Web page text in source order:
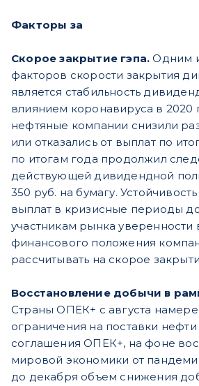
Факторы за
Скорое закрытие гэпа.Одним
факторов скорости закрытия
является стабильность
влиянием коронавируса в 2020
нефтяные компании снизили
или отказались от выплат по
по итогам года продолжил
действующей дивидендной
350 руб. на бумагу.
выплат в кризисные периоды
участникам рынка уверенности
финансового положения
рассчитывать на скорое
Восстановление добычи в
Страны ОПЕК+ с августа
ограничения на поставки
соглашения ОПЕК+, на фоне
мировой экономики от
до декабря объем снижения